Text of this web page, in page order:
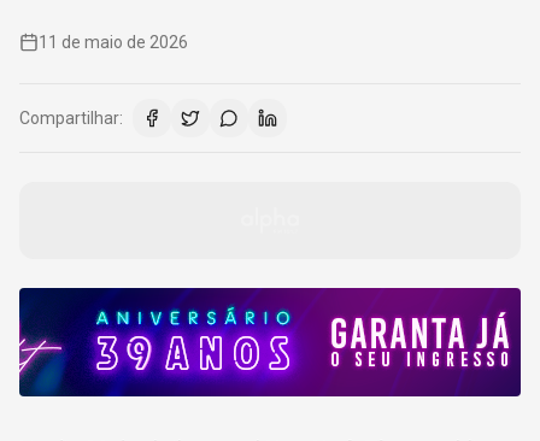
11 de maio de 2026
Compartilhar: